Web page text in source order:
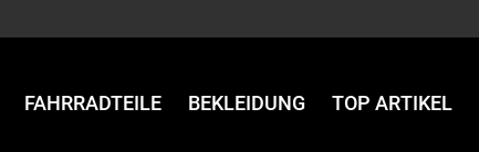
FAHRRADTEILE BEKLEIDUNG TOP ARTIKEL